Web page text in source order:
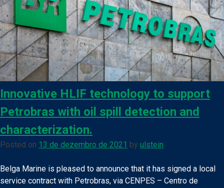
Innovative HLIF technology to support
Petrobras with oil spill detection and
characterization.
Posted on 13 de dezembro de 2021 by ulstein
Belga Marine is pleased to announce that it has signed a local
service contract with Petrobras, via CENPES – Centro de